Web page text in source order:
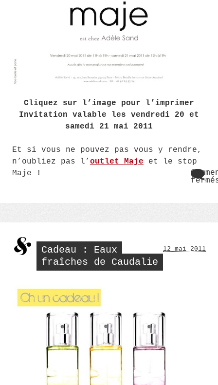
Cliquez sur l’image pour l’imprimer
Invitation valable les vendredi 20 et
samedi 21 mai 2011
Et si vous ne pouvez pas vous y rendre,
n’oubliez pas l’ outlet Maje et le stop
Maje !
Cadeau : Eaux
fraîches de Caudalie
12 mai 2011